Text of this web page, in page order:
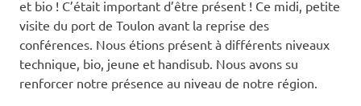
et bio ! C’était important d’être présent ! Ce midi, petite
visite du port de Toulon avant la reprise des
conférences. Nous étions présent à différents niveaux
technique, bio, jeune et handisub. Nous avons su
renforcer notre présence au niveau de notre région.